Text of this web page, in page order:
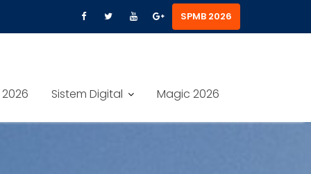
SPMB 2026
2026 Sistem Digital Magic 2026